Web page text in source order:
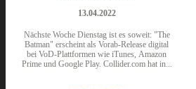
13.04.2022
Nächste Woche Dienstag ist es soweit: "The
Batman" erscheint als Vorab-Release digital
bei VoD-Plattformen wie iTunes, Amazon
Prime und Google Play. Collider.com hat in...